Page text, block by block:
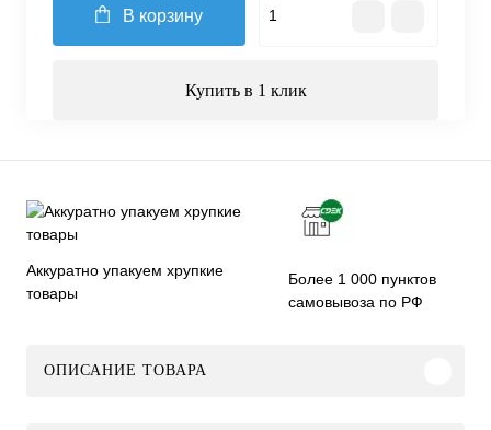
В корзину
Купить в 1 клик
Аккуратно упакуем хрупкие
товары
Более 1 000 пунктов
самовывоза по РФ
ОПИСАНИЕ ТОВАРА